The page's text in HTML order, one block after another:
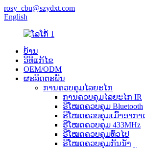
rosy_cbu@szydxt.com
English
ບ້ານ
ວິທີແກ້ໄຂ
OEM/ODM
ຜະລິດຕະພັນ
ການຄວບຄຸມໄລຍະໄກ
ການຄວບຄຸມໄລຍະໄກ IR
ຣີໂໝດຄວບຄຸມ Bluetooth
ຣີໂໝດຄວບຄຸມເມົ້າອາກາ
ຣີໂໝດຄວບຄຸມ 433MHz
ຣີໂໝດຄວບຄຸມທົ່ວໄປ
ຣີໂໝດຄວບຄຸມກັນນ້ຳ